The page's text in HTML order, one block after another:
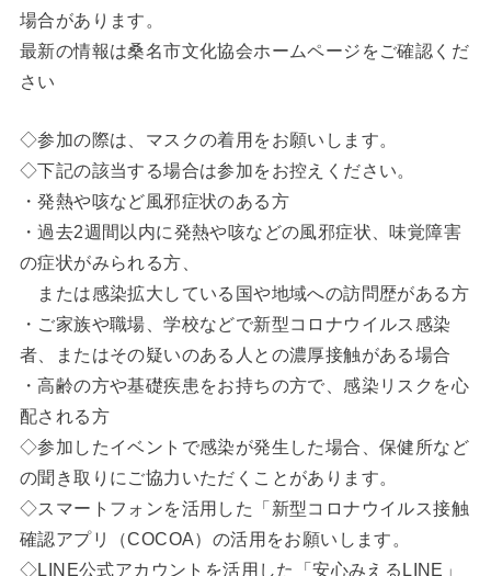
場合があります。
最新の情報は桑名市文化協会ホームページをご確認くだ
さい
◇参加の際は、マスクの着用をお願いします。
◇下記の該当する場合は参加をお控えください。
・発熱や咳など風邪症状のある方
・過去2週間以内に発熱や咳などの風邪症状、味覚障害
の症状がみられる方、
または感染拡大している国や地域への訪問歴がある方
・ご家族や職場、学校などで新型コロナウイルス感染
者、またはその疑いのある人との濃厚接触がある場合
・高齢の方や基礎疾患をお持ちの方で、感染リスクを心
配される方
◇参加したイベントで感染が発生した場合、保健所など
の聞き取りにご協力いただくことがあります。
◇スマートフォンを活用した「新型コロナウイルス接触
確認アプリ（COCOA）の活用をお願いします。
◇LINE公式アカウントを活用した「安心みえるLINE」